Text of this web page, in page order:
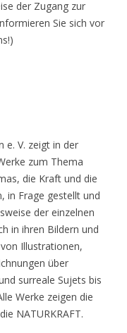
der Zugang zur
Sie sich vor
e. V. zeigt in der
zum Thema
die Kraft und die
in Frage gestellt und
der einzelnen
in ihren Bildern und
Illustrationen,
über
surreale Sujets bis
Werke zeigen die
NATURKRAFT.